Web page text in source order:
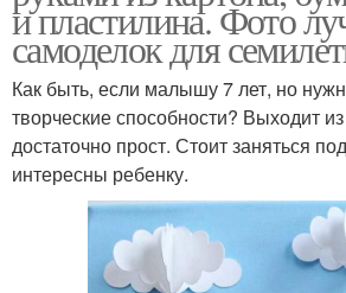
и пластилина. Фото
самоделок для
Как быть, если малышу 7 лет, но
творческие способности? Выходит
достаточно прост. Стоит заняться
интересны ребенку.